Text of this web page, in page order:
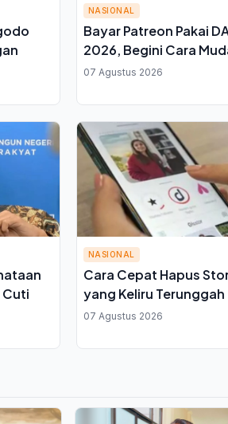
NASIONAL
Bayar Patreon Pakai
2026, Begini Cara
07 Agustus 2026
Cuti
NASIONAL
Cara Cepat Hapus
yang Keliru Terunggah
07 Agustus 2026